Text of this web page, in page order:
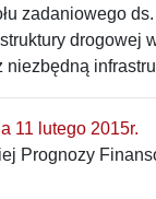
zadaniowego
drogowej
niezbędną
11 lutego 2015r.
Prognozy